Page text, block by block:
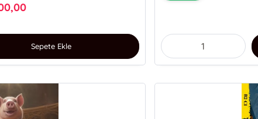
Sepete Ekle